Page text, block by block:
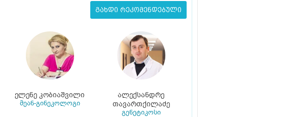
გახდი რეკომენდებული
ელენე კობიაშვილი
მეან-გინეკოლოგი
ალექსანდრე
თავართქილაძე
გენეტიკოსი